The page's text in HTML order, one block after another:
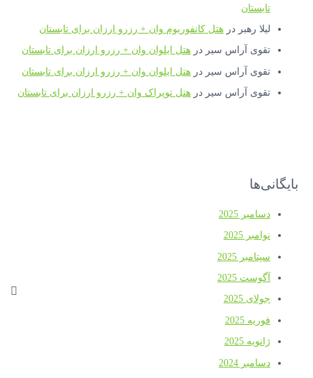
تابستان
لیلا رهبر درهتل کانفوریوم وان + رزرو ارزان برای تابستان
تقوی آراس سیر درهتل ایلوان وان + رزرو ارزان برای تابستان
تقوی آراس سیر درهتل ایلوان وان + رزرو ارزان برای تابستان
تقوی آراس سیر درهتل توپراک وان + رزرو ارزان برای تابستان
بایگانی‌ها
دسامبر 2025
نوامبر 2025
سپتامبر 2025
آگوست 2025
جولای 2025
فوریه 2025
ژانویه 2025
دسامبر 2024